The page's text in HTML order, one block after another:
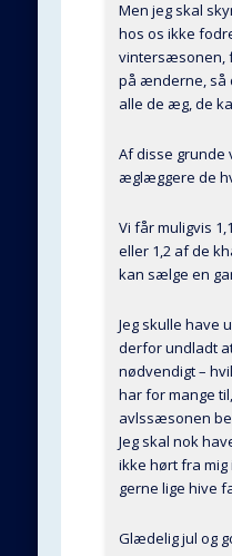
Men jeg skal
hos os ikke
vintersæsonen,
på ænderne, så
alle de æg, de
Af disse grunde
æglæggere de
Vi får muligvis
eller 1,2 af de
kan sælge en
Jeg skulle have
derfor undladt
nødvendigt –
har for mange
avlssæsonen
Jeg skal nok
ikke hørt fra mig
gerne lige hive
Glædelig jul og